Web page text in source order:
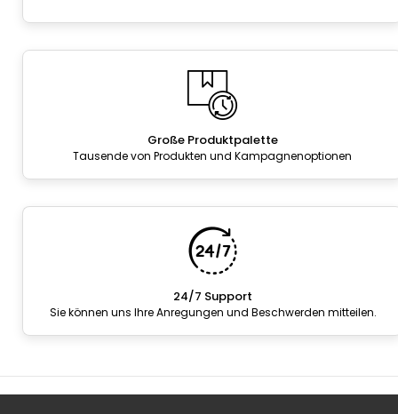
Große Produktpalette
Tausende von Produkten und Kampagnenoptionen
24/7 Support
Sie können uns Ihre Anregungen und Beschwerden mitteilen.